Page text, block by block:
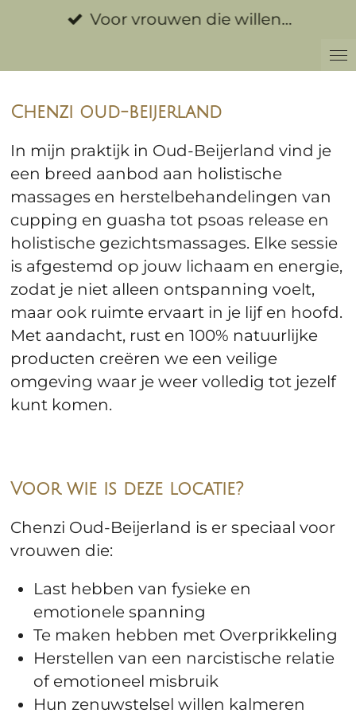
hoofdinhoud
Voor vrouwen die willen…
Chenzi oud-beijerland
In mijn praktijk in Oud-Beijerland vind je
een breed aanbod aan holistische
massages en herstelbehandelingen van
cupping en guasha tot psoas release en
holistische gezichtsmassages. Elke sessie
is afgestemd op jouw lichaam en energie,
zodat je niet alleen ontspanning voelt,
maar ook ruimte ervaart in je lijf en hoofd.
Met aandacht, rust en 100% natuurlijke
producten creëren we een veilige
omgeving waar je weer volledig tot jezelf
kunt komen.
Voor wie is deze locatie?
Chenzi Oud-Beijerland is er speciaal voor
vrouwen die:
Last hebben van fysieke en
emotionele spanning
Te maken hebben met Overprikkeling
Herstellen van een narcistische relatie
of emotioneel misbruik
Hun zenuwstelsel willen kalmeren